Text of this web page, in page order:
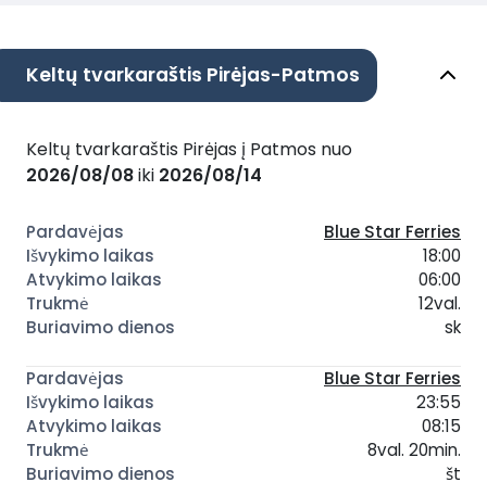
Keltų tvarkaraštis Pirėjas-Patmos
Keltų tvarkaraštis Pirėjas į Patmos nuo
2026/08/08iki 2026/08/14
Blue Star Ferries
18:00
06:00
12val.
sk
Blue Star Ferries
23:55
08:15
8val. 20min.
št